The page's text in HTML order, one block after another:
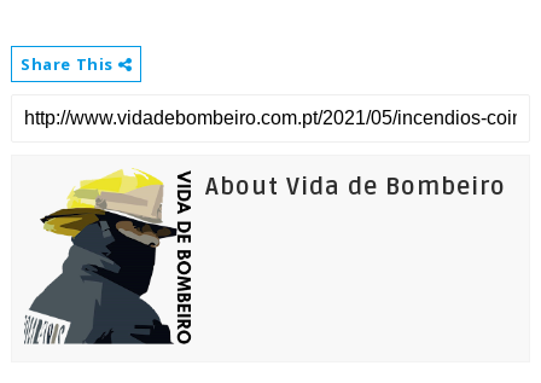
Share This
About Vida de Bombeiro